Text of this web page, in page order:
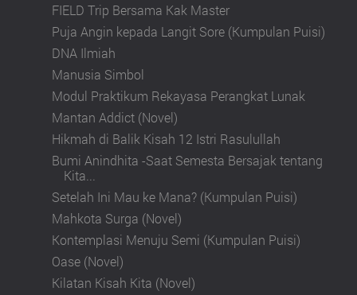
FIELD Trip Bersama Kak Master
Puja Angin kepada Langit Sore (Kumpulan Puisi)
DNA Ilmiah
Manusia Simbol
Modul Praktikum Rekayasa Perangkat Lunak
Mantan Addict (Novel)
Hikmah di Balik Kisah 12 Istri Rasulullah
Bumi Anindhita -Saat Semesta Bersajak tentang
Kita...
Setelah Ini Mau ke Mana? (Kumpulan Puisi)
Mahkota Surga (Novel)
Kontemplasi Menuju Semi (Kumpulan Puisi)
Oase (Novel)
Kilatan Kisah Kita (Novel)